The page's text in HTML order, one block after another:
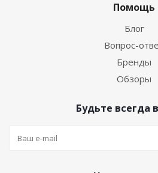
Помощь
Блог
Вопрос-
Бренды
Обзоры
Будьте всегда